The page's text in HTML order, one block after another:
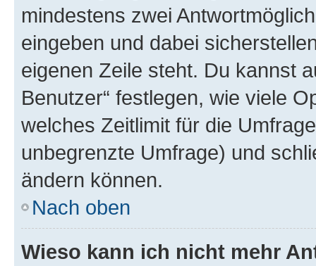
mindestens zwei
eingeben und dabei
eigenen Zeile steht. Du kannst
Benutzer“ festlegen, wie viele
welches Zeitlimit für die
unbegrenzte Umfrage) und
ändern können.
Nach oben
Wieso kann ich nicht mehr